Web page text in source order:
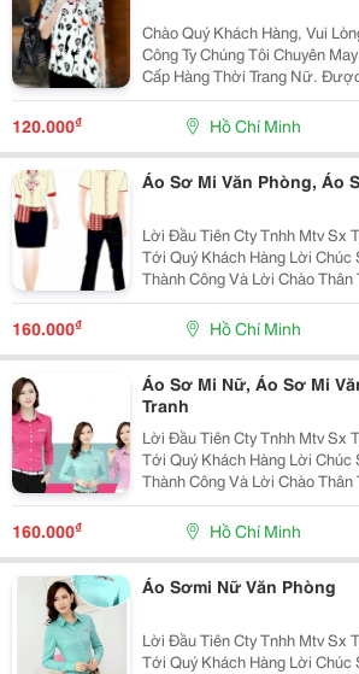
Chào Quý Khách Hàng, Vui Lòng Em Files Đính Kèm
Công Ty Chúng Tôi Chuyên
Cấp Hàng Thời Trang Nữ.
Xưởng May,4 Xưởng Thêu
Tajima (Nhật), Sunstar (Hàn
120.000₫ Hồ Chí Minh
Áo Sơ Mi Văn Phòng, Áo
Lời Đầu Tiên Cty Tnhh Mtv Sx
Tới Quý Khách Hàng Lời Chúc
Thành Công Và Lời Chào Thân Thiện
Nhiệm Nhiều Năm Làm Trong
Muốn Mang Đến Cho Quý
160.000₫ Hồ Chí Minh
Áo Sơ Mi Nữ, Áo Sơ Mi
Tranh
Lời Đầu Tiên Cty Tnhh Mtv Sx
Tới Quý Khách Hàng Lời Chúc
Thành Công Và Lời Chào Thân Thiện
Nhiệm Nhiều Năm Làm Trong
Muốn Mang Đến Cho Quý
160.000₫ Hồ Chí Minh
Áo Sơmi Nữ Văn Phòng
Lời Đầu Tiên Cty Tnhh Mtv Sx
Tới Quý Khách Hàng Lời Chúc